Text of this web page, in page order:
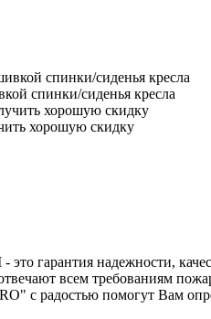
спинки/сиденья кресла
хорошую скидку
гарантия надежности,
всем требованиям
радостью помогут Вам